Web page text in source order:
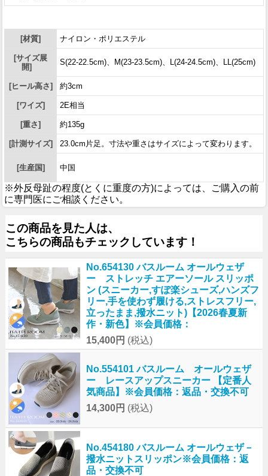
[材質] ナイロン・ポリエステル
[サイズ展
開]
S(22-22.5cm)、M(23-23.5cm)、L(24-24.5cm)、LL(25cm)
[ヒール高さ] 約3cm
[ワイズ] 2E相当
[重さ] 約135g
[計測サイズ] 23.0cm片足。寸法や重さはサイズによって変わります。
[生産国] 中国
※外反母趾の程度(とくに重度の方)によっては、ご購入の前
に専門医にご相談ください。
この商品を見た人は、
こちらの商品もチェックしています！
No.654130 バスルーム オールウェザ
ー ストレッチ エアーソール スリッポ
ン (スニーカー,すぽ楽シューズ,ハンズフ
リー,手を使わず履ける,ストレスフリー,
立ったまま,撥水ニット)【2026春夏新
作・新色】※会員価格：
15,400円 (税込)
No.554101 バスルーム オールウェザ
ー レースアップスニーカー 【定番人
気商品】※会員価格：返品・交換不可
14,300円 (税込)
No.454180 バスルーム オールウェザ－
撥水ニットスリッポン※会員価格：返
品・交換不可